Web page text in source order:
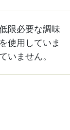
限必要な調味
使用していま
いません。